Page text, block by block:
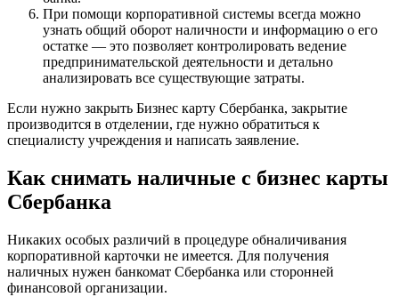
При помощи корпоративной системы всегда можно
узнать общий оборот наличности и информацию о его
остатке — это позволяет контролировать ведение
предпринимательской деятельности и детально
анализировать все существующие затраты.
Если нужно закрыть Бизнес карту Сбербанка, закрытие
производится в отделении, где нужно обратиться к
специалисту учреждения и написать заявление.
Как снимать наличные с бизнес карты
Сбербанка
Никаких особых различий в процедуре обналичивания
корпоративной карточки не имеется. Для получения
наличных нужен банкомат Сбербанка или сторонней
финансовой организации.